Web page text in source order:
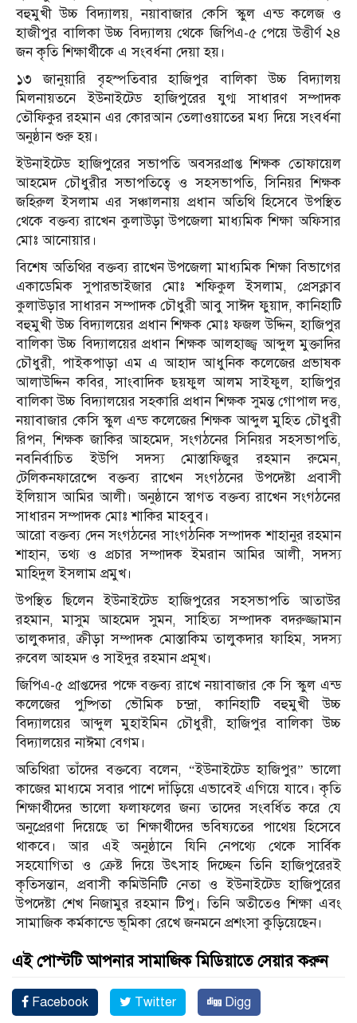
বহুমুখী উচ্চ বিদ্যালয়, নয়াবাজার কেসি স্কুল এন্ড কলেজ ও
হাজীপুর বালিকা উচ্চ বিদ্যালয় থেকে জিপিএ-৫ পেয়ে উত্তীর্ণ ২৪
জন কৃতি শিক্ষার্থীকে এ সংবর্ধনা দেয়া হয়।
১৩ জানুয়ারি বৃহস্পতিবার হাজিপুর বালিকা উচ্চ বিদ্যালয়
মিলনায়তনে ইউনাইটেড হাজিপুরের যুগ্ম সাধারণ সম্পাদক
তৌফিকুর রহমান এর কোরআন তেলাওয়াতের মধ্য দিয়ে সংবর্ধনা
অনুষ্ঠান শুরু হয়।
ইউনাইটেড হাজিপুরের সভাপতি অবসরপ্রাপ্ত শিক্ষক তোফায়েল
আহমেদ চৌধুরীর সভাপতিত্বে ও সহসভাপতি, সিনিয়র শিক্ষক
জহিরুল ইসলাম এর সঞ্চালনায় প্রধান অতিথি হিসেবে উপস্থিত
থেকে বক্তব্য রাখেন কুলাউড়া উপজেলা মাধ্যমিক শিক্ষা অফিসার
মোঃ আনোয়ার।
বিশেষ অতিথির বক্তব্য রাখেন উপজেলা মাধ্যমিক শিক্ষা বিভাগের
একাডেমিক সুপারভাইজার মোঃ শফিকুল ইসলাম, প্রেসক্লাব
কুলাউড়ার সাধারন সম্পাদক চৌধুরী আবু সাঈদ ফুয়াদ, কানিহাটি
বহুমুখী উচ্চ বিদ‍্যালয়ের প্রধান শিক্ষক মোঃ ফজল উদ্দিন, হাজিপুর
বালিকা উচ্চ বিদ‍্যালয়ের প্রধান শিক্ষক আলহাজ্জ্ব আব্দুল মুক্তাদির
চৌধুরী, পাইকপাড়া এম এ আহাদ আধুনিক কলেজের প্রভাষক
আলাউদ্দিন কবির, সাংবাদিক ছয়ফুল আলম সাইফুল, হাজিপুর
বালিকা উচ্চ বিদ্যালয়ের সহকারি প্রধান শিক্ষক সুমন্ত গোপাল দত্ত,
নয়াবাজার কেসি স্কুল এন্ড কলেজের শিক্ষক আব্দুল মুহিত চৌধুরী
রিপন, শিক্ষক জাকির আহমেদ, সংগঠনের সিনিয়র সহসভাপতি,
নবনির্বাচিত ইউপি সদস্য মোস্তাফিজুর রহমান রুমেন,
টেলিকনফারেন্সে বক্তব্য রাখেন সংগঠনের উপদেষ্টা প্রবাসী
ইলিয়াস আমির আলী। অনুষ্ঠানে স্বাগত বক্তব্য রাখেন সংগঠনের
সাধারন সম্পাদক মোঃ শাকির মাহবুব।
আরো বক্তব্য দেন সংগঠনের সাংগঠনিক সম্পাদক শাহানুর রহমান
শাহান, তথ্য ও প্রচার সম্পাদক ইমরান আমির আলী, সদস্য
মাহিদুল ইসলাম প্রমুখ।
উপস্থিত ছিলেন ইউনাইটেড হাজিপুরের সহসভাপতি আতাউর
রহমান, মাসুম আহমেদ সুমন, সাহিত্য সম্পাদক বদরুজ্জামান
তালুকদার, ক্রীড়া সম্পাদক মোস্তাকিম তালুকদার ফাহিম, সদস্য
রুবেল আহমদ ও সাইদুর রহমান প্রমূখ।
জিপিএ-৫ প্রাপ্তদের পক্ষে বক্তব্য রাখে নয়াবাজার কে সি স্কুল এন্ড
কলেজের পু্ষ্পিতা ভৌমিক চন্দ্রা, কানিহাটি বহুমুখী উচ্চ
বিদ‍্যালয়ের আব্দুল মুহাইমিন চৌধুরী, হাজিপুর বালিকা উচ্চ
বিদ‍্যালয়ের নাঈমা বেগম।
অতিথিরা তাঁদের বক্তব্যে বলেন, “ইউনাইটেড হাজিপুর” ভালো
কাজের মাধ্যমে সবার পাশে দাঁড়িয়ে এভাবেই এগিয়ে যাবে। কৃতি
শিক্ষার্থীদের ভালো ফলাফলের জন্য তাদের সংবর্ধিত করে যে
অনুপ্রেরণা দিয়েছে তা শিক্ষার্থীদের ভবিষ্যতের পাথেয় হিসেবে
থাকবে। আর এই অনুষ্ঠানে যিনি নেপথ্যে থেকে সার্বিক
সহযোগিতা ও ক্রেষ্ট দিয়ে উৎসাহ দিচ্ছেন তিনি হাজিপুরেরই
কৃতিসন্তান, প্রবাসী কমিউনিটি নেতা ও ইউনাইটেড হাজিপুরের
উপদেষ্টা শেখ নিজামুর রহমান টিপু। তিনি অতীতেও শিক্ষা এবং
সামাজিক কর্মকান্ডে ভূমিকা রেখে জনমনে প্রশংসা কুড়িয়েছেন।
এই পোস্টটি আপনার সামাজিক মিডিয়াতে সেয়ার করুন
Facebook Twitter Digg